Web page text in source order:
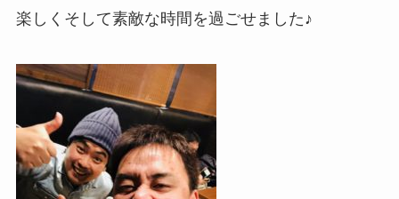
楽しくそして素敵な時間を過ごせました♪